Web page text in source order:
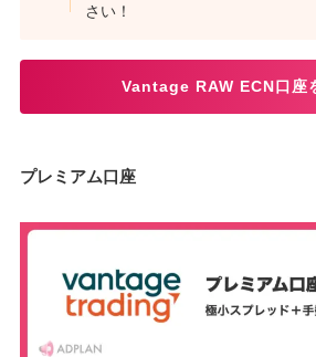
さい！
Vantage RAW ECN口座
プレミアム口座